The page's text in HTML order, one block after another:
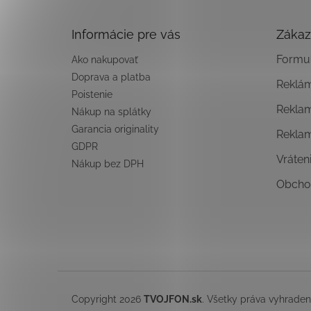
Informácie pre vás
Ako nakupovať
Doprava a platba
Poistenie
Nákup na splátky
Garancia originality
GDPR
Nákup bez DPH
Copyright 2026 TVOJFON.sk. Všetky práva